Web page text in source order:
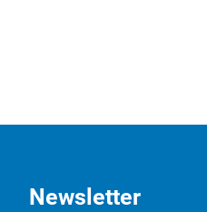
Newsletter